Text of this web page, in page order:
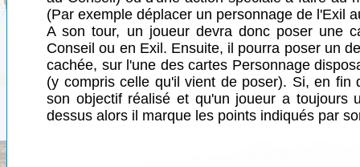
(Par exemple déplacer un personnage de l'Exil
A son tour, un joueur devra donc poser une
Conseil ou en Exil. Ensuite, il pourra poser un
cachée, sur l'une des cartes Personnage
(y compris celle qu'il vient de poser). Si, en fin
son objectif réalisé et qu'un joueur a toujours
dessus alors il marque les points indiqués par